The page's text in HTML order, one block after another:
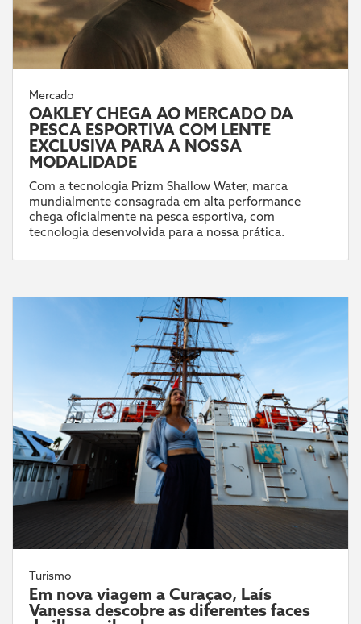
Mercado
OAKLEY CHEGA AO MERCADO DA
PESCA ESPORTIVA COM LENTE
EXCLUSIVA PARA A NOSSA
MODALIDADE
Com a tecnologia Prizm Shallow Water, marca
mundialmente consagrada em alta performance
chega oficialmente na pesca esportiva, com
tecnologia desenvolvida para a nossa prática.
Turismo
Em nova viagem a Curaçao, Laís
Vanessa descobre as diferentes faces